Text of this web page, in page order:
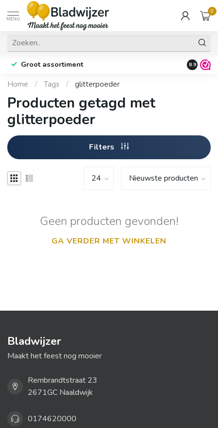
MENU
0
Groot assortiment Fysieke
8.9
Home / Tags / glitterpoeder
Producten getagd met
glitterpoeder
Filters
Geen producten gevonden!
GA VERDER MET WINKELEN
Bladwijzer
Maakt het feest nog mooier
Rembrandtstraat 23
2671GC Naaldwijk
0174620000